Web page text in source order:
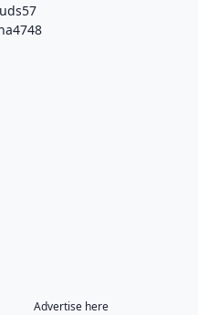
Advertise here